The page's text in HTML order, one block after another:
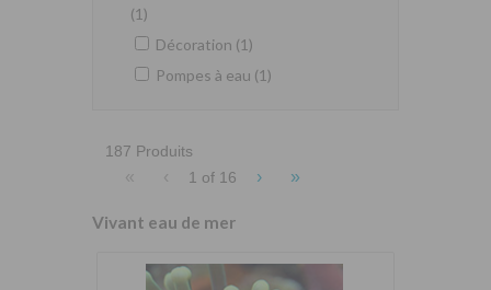
(1)
Décoration (1)
Pompes à eau (1)
187 Produits
« ‹ 1 of 16 › »
Vivant eau de mer